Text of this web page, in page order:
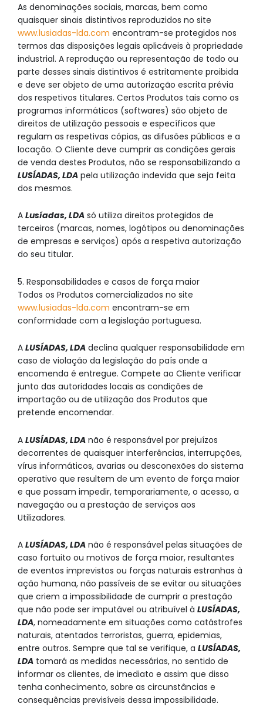
As denominações sociais, marcas, bem como
quaisquer sinais distintivos reproduzidos no site
www.lusiadas-lda.com encontram-se protegidos nos
termos das disposições legais aplicáveis à propriedade
industrial. A reprodução ou representação de todo ou
parte desses sinais distintivos é estritamente proibida
e deve ser objeto de uma autorização escrita prévia
dos respetivos titulares. Certos Produtos tais como os
programas informáticos (softwares) são objeto de
direitos de utilização pessoais e específicos que
regulam as respetivas cópias, as difusões públicas e a
locação. O Cliente deve cumprir as condições gerais
de venda destes Produtos, não se responsabilizando a
LUSÍADAS, LDA pela utilização indevida que seja feita
dos mesmos.
A Lusíadas, LDA só utiliza direitos protegidos de
terceiros (marcas, nomes, logótipos ou denominações
de empresas e serviços) após a respetiva autorização
do seu titular.
5. Responsabilidades e casos de força maior
Todos os Produtos comercializados no site
www.lusiadas-lda.com encontram-se em
conformidade com a legislação portuguesa.
A LUSÍADAS, LDA declina qualquer responsabilidade em
caso de violação da legislação do país onde a
encomenda é entregue. Compete ao Cliente verificar
junto das autoridades locais as condições de
importação ou de utilização dos Produtos que
pretende encomendar.
A LUSÍADAS, LDA não é responsável por prejuízos
decorrentes de quaisquer interferências, interrupções,
vírus informáticos, avarias ou desconexões do sistema
operativo que resultem de um evento de força maior
e que possam impedir, temporariamente, o acesso, a
navegação ou a prestação de serviços aos
Utilizadores.
A LUSÍADAS, LDA não é responsável pelas situações de
caso fortuito ou motivos de força maior, resultantes
de eventos imprevistos ou forças naturais estranhas à
ação humana, não passíveis de se evitar ou situações
que criem a impossibilidade de cumprir a prestação
que não pode ser imputável ou atribuível à LUSÍADAS,
LDA, nomeadamente em situações como catástrofes
naturais, atentados terroristas, guerra, epidemias,
entre outros. Sempre que tal se verifique, a LUSÍADAS,
LDA tomará as medidas necessárias, no sentido de
informar os clientes, de imediato e assim que disso
tenha conhecimento, sobre as circunstâncias e
consequências previsíveis dessa impossibilidade.